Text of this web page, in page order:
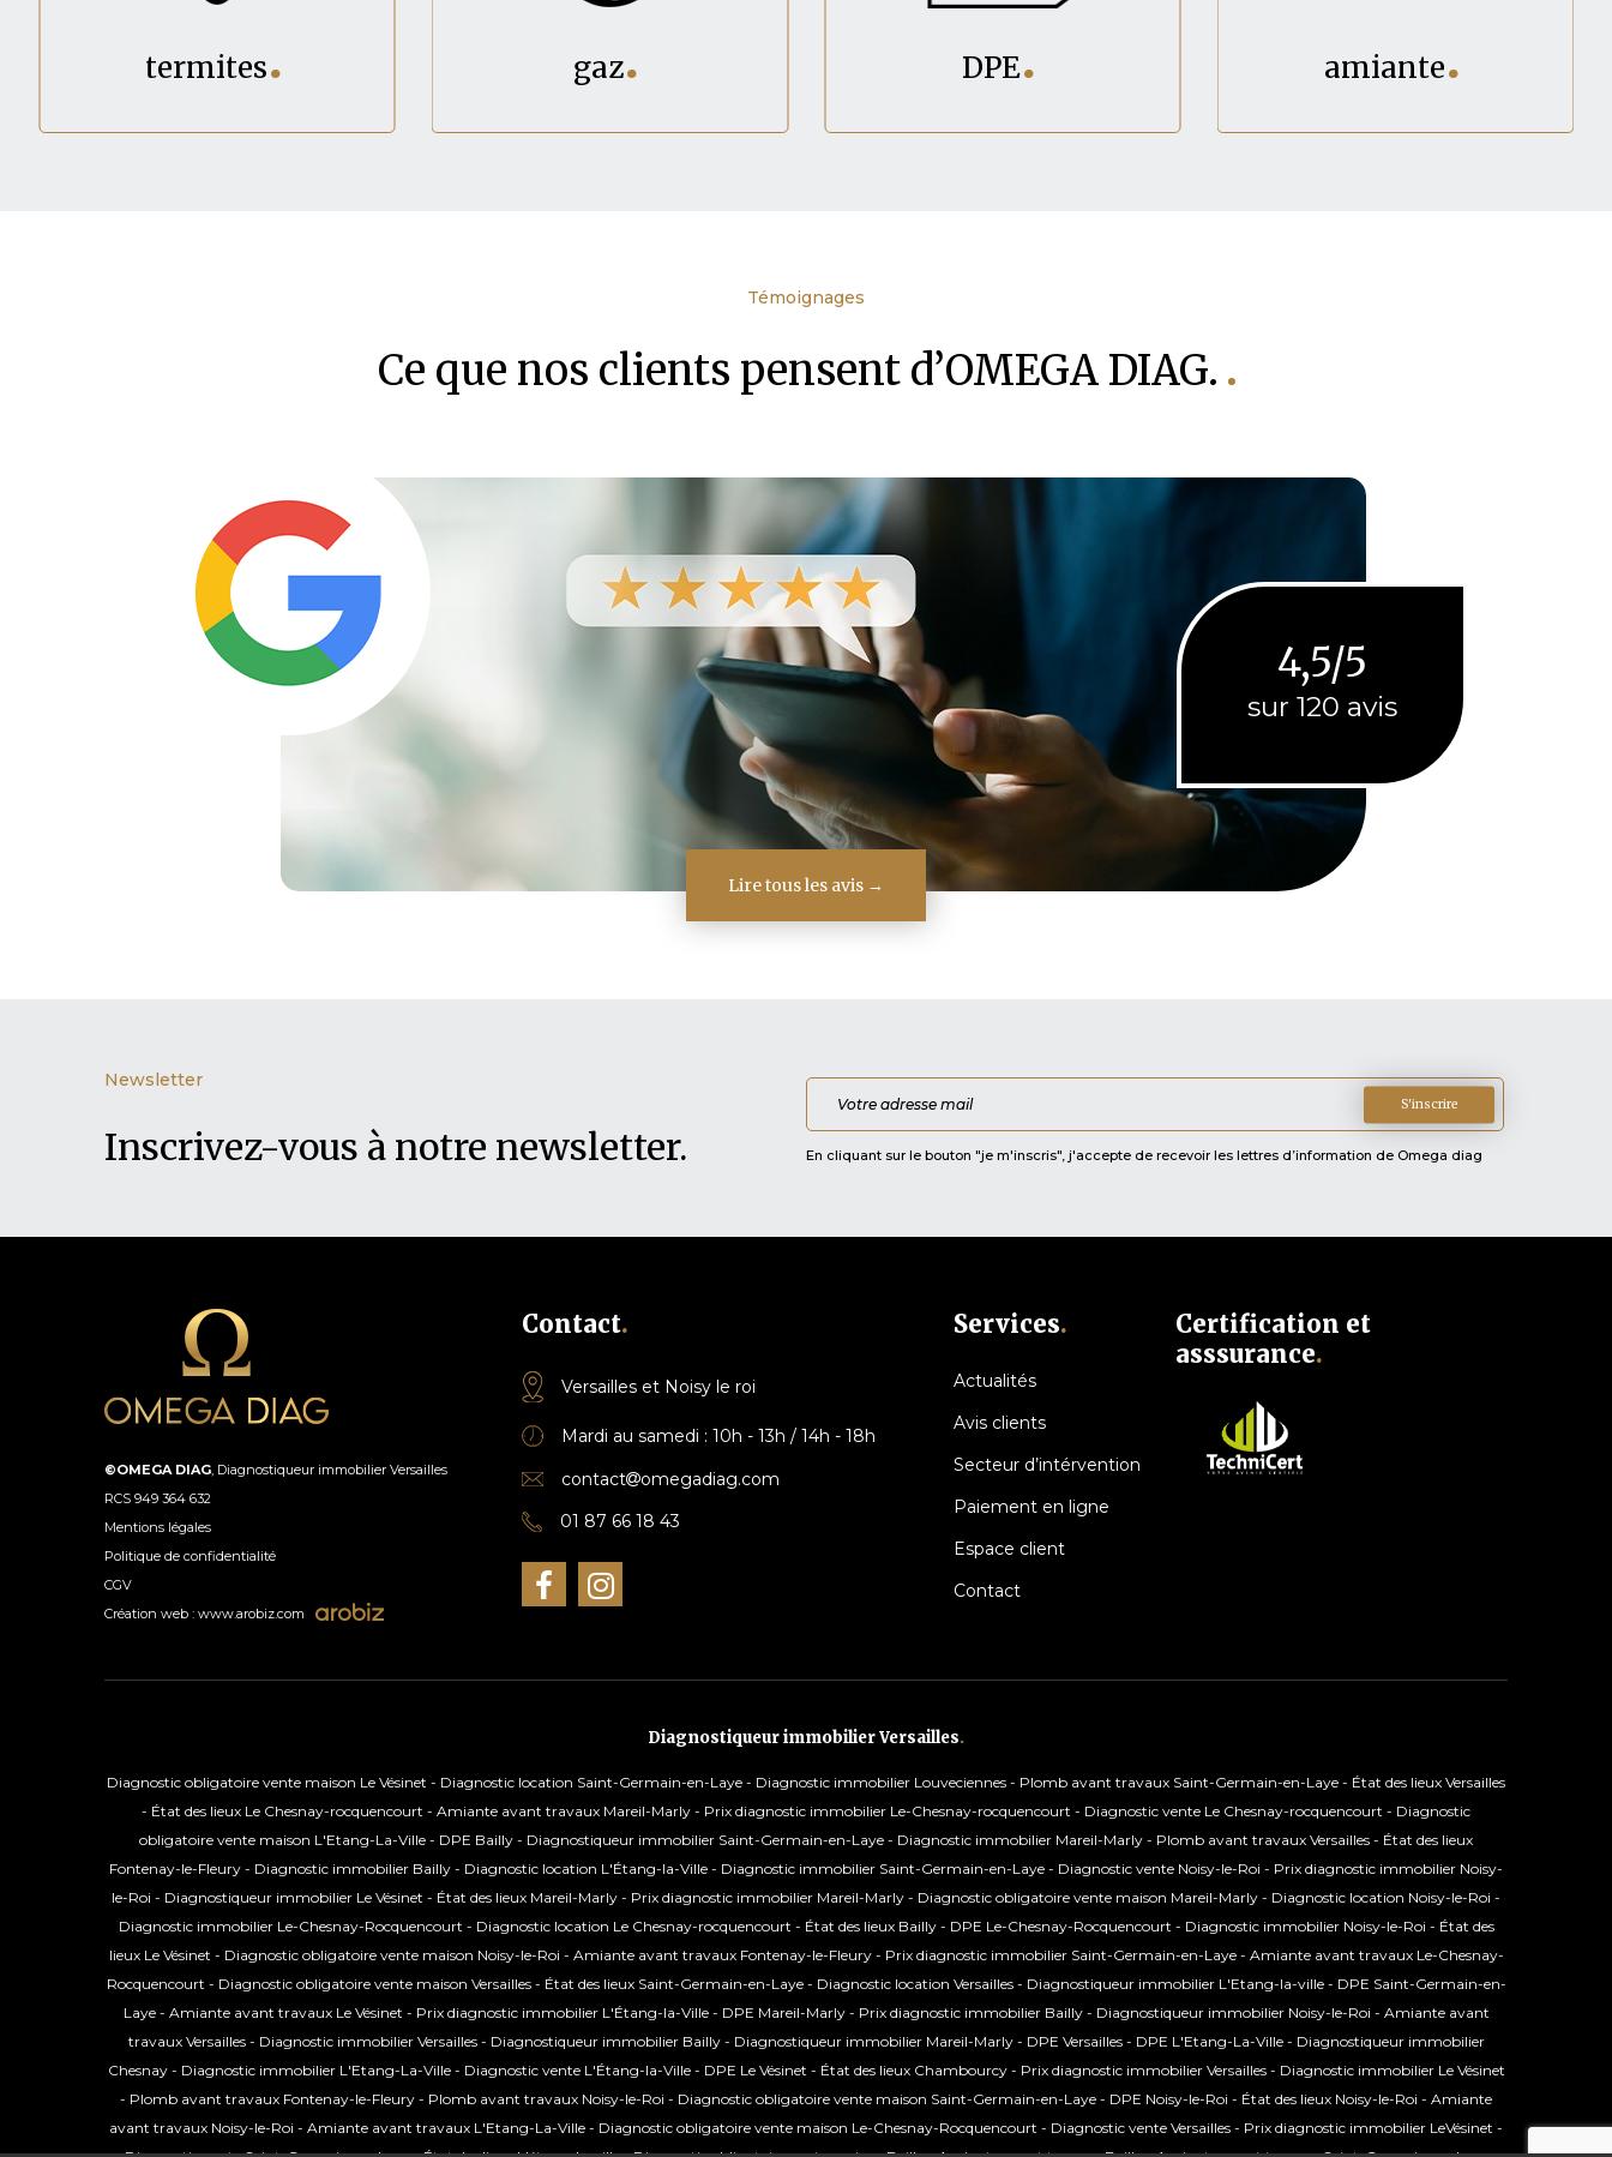
termites gaz DPE amiante
Témoignages
Ce que nos clients pensent d’OMEGA DIAG.
4,5/5
sur 120 avis
Lire tous les avis →
Newsletter
Inscrivez-vous à notre newsletter.
S'inscrire
En cliquant sur le bouton "je m'inscris", j'accepte de recevoir les lettres d’information de Omega diag
©OMEGA DIAG, Diagnostiqueur immobilier Versailles
RCS 949 364 632
Mentions légales
Politique de confidentialité
CGV
Création web : www.arobiz.com
Contact.
Versailles et Noisy le roi
Mardi au samedi : 10h - 13h / 14h - 18h
contact
omegadiag.com
01 87 66 18 43
Services.
Actualités
Avis clients
Secteur d’intérvention
Paiement en ligne
Espace client
Contact
Certification et
asssurance.
Diagnostiqueur immobilier Versailles.
Diagnostic obligatoire vente maison Le Vésinet - Diagnostic location Saint-Germain-en-Laye - Diagnostic immobilier Louveciennes - Plomb avant travaux Saint-Germain-en-Laye - État des lieux Versailles
- État des lieux Le Chesnay-rocquencourt - Amiante avant travaux Mareil-Marly - Prix diagnostic immobilier Le-Chesnay-rocquencourt - Diagnostic vente Le Chesnay-rocquencourt - Diagnostic
obligatoire vente maison L'Etang-La-Ville - DPE Bailly - Diagnostiqueur immobilier Saint-Germain-en-Laye - Diagnostic immobilier Mareil-Marly - Plomb avant travaux Versailles - État des lieux
Fontenay-le-Fleury - Diagnostic immobilier Bailly - Diagnostic location L'Étang-la-Ville - Diagnostic immobilier Saint-Germain-en-Laye - Diagnostic vente Noisy-le-Roi - Prix diagnostic immobilier Noisy-
le-Roi - Diagnostiqueur immobilier Le Vésinet - État des lieux Mareil-Marly - Prix diagnostic immobilier Mareil-Marly - Diagnostic obligatoire vente maison Mareil-Marly - Diagnostic location Noisy-le-Roi -
Diagnostic immobilier Le-Chesnay-Rocquencourt - Diagnostic location Le Chesnay-rocquencourt - État des lieux Bailly- DPE Le-Chesnay-Rocquencourt - Diagnostic immobilier Noisy-le-Roi - État des
lieux Le Vésinet - Diagnostic obligatoire vente maison Noisy-le-Roi - Amiante avant travaux Fontenay-le-Fleury- Prix diagnostic immobilier Saint-Germain-en-Laye- Amiante avant travaux Le-Chesnay-
Rocquencourt - Diagnostic obligatoire vente maison Versailles- État des lieux Saint-Germain-en-Laye- Diagnostic location Versailles- Diagnostiqueur immobilier L'Etang-la-ville- DPE Saint-Germain-en-
Laye- Amiante avant travaux Le Vésinet - Prix diagnostic immobilier L'Étang-la-Ville- DPE Mareil-Marly- Prix diagnostic immobilier Bailly- Diagnostiqueur immobilier Noisy-le-Roi - Amiante avant
travaux Versailles- Diagnostic immobilier Versailles- Diagnostiqueur immobilier Bailly- Diagnostiqueur immobilier Mareil-Marly- DPE Versailles- DPE L'Etang-La-Ville- Diagnostiqueur immobilier
Chesnay- Diagnostic immobilier L'Etang-La-Ville- Diagnostic vente L'Étang-la-Ville- DPE Le Vésinet - État des lieux Chambourcy- Prix diagnostic immobilier Versailles- Diagnostic immobilier Le Vésinet
- Plomb avant travaux Fontenay-le-Fleury - Plomb avant travaux Noisy-le-Roi - Diagnostic obligatoire vente maison Saint-Germain-en-Laye - DPE Noisy-le-Roi - État des lieux Noisy-le-Roi - Amiante
avant travaux Noisy-le-Roi - Amiante avant travaux L'Etang-La-Ville - Diagnostic obligatoire vente maison Le-Chesnay-Rocquencourt - Diagnostic vente Versailles - Prix diagnostic immobilier LeVésinet -